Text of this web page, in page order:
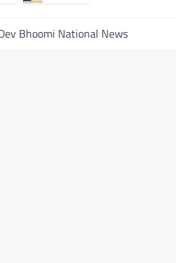
Bhoomi National News